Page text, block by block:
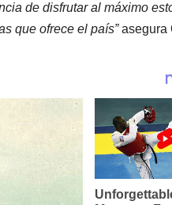
de disfrutar al máximo
que ofrece el país”asegura